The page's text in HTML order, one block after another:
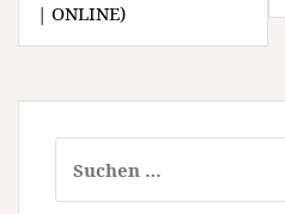
| ONLINE)
nach: